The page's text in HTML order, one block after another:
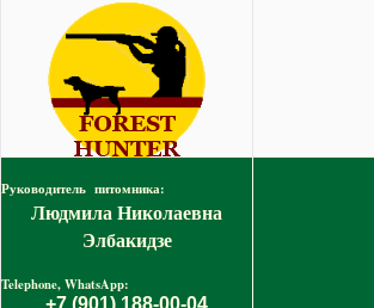
Руководитель питомника:
Людмила Николаевна
Элбакидзе
Telephone, WhatsApp:
+7 (901) 188-00-04